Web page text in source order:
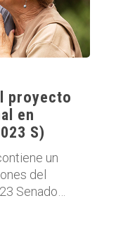
proyecto
en
S)
un
del
Senado…